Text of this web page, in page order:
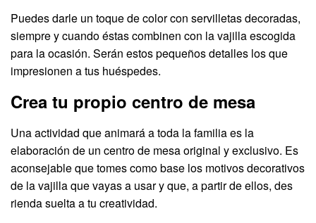
Puedes darle un toque de color con servilletas decoradas,
siempre y cuando éstas combinen con la vajilla escogida
para la ocasión. Serán estos pequeños detalles los que
impresionen a tus huéspedes.
Crea tu propio centro de mesa
Una actividad que animará a toda la familia es la
elaboración de un centro de mesa original y exclusivo. Es
aconsejable que tomes como base los motivos decorativos
de la vajilla que vayas a usar y que, a partir de ellos, des
rienda suelta a tu creatividad.